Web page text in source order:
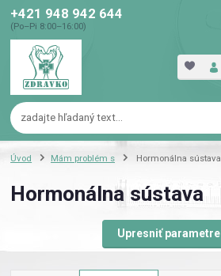
+421 948 942 644
(Po–Pi 8:00–16:00)
Úvod Mám problém s Hormonálna sústava
Hormonálna sústava
Upresniť parametre